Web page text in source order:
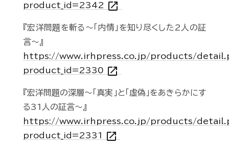
product_id=2342 open_in_new
『宏洋問題を斬る～「内情」を知り尽くした2人の証
言～』
https://www.irhpress.co.jp/products/
product_id=2330 open_in_new
『宏洋問題の深層～「真実」と「虚偽」をあきらかにす
る31人の証言～』
https://www.irhpress.co.jp/products/
product_id=2331 open_in_new